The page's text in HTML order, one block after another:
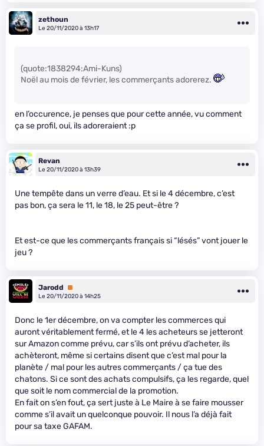
zethoun
Le 20/11/2020 à 13h17
(quote:1838294:Ami-Kuns)
Noël au mois de février, les commerçants adorerez.
en l’occurence, je penses que pour cette année, vu comment
ça se profil, oui, ils adoreraient :p
Revan
Le 20/11/2020 à 13h39
Une tempête dans un verre d’eau. Et si le 4 décembre, c’est
pas bon, ça sera le 11, le 18, le 25 peut-être ?
Et est-ce que les commerçants français si “lésés” vont jouer le
jeu ?
Jarodd
Premium
Le 20/11/2020 à 14h25
Donc le 1er décembre, on va compter les commerces qui
auront véritablement fermé, et le 4 les acheteurs se jetteront
sur Amazon comme prévu, car s’ils ont prévu d’acheter, ils
achèteront, même si certains disent que c’est mal pour la
planète / mal pour les autres commerçants / ça tue des
chatons. Si ce sont des achats compulsifs, ça les regarde, quel
que soit le nom commercial de la promotion.
En fait on s’en fout, ça sert juste à Le Maire à se faire mousser
comme s’il avait un quelconque pouvoir. Il nous l’a déjà fait
pour sa taxe GAFAM.